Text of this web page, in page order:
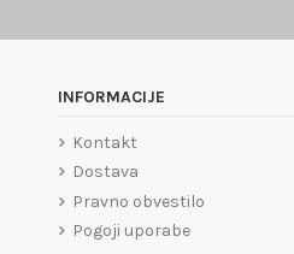
INFORMACIJE
Kontakt
Dostava
Pravno obvestilo
Pogoji uporabe